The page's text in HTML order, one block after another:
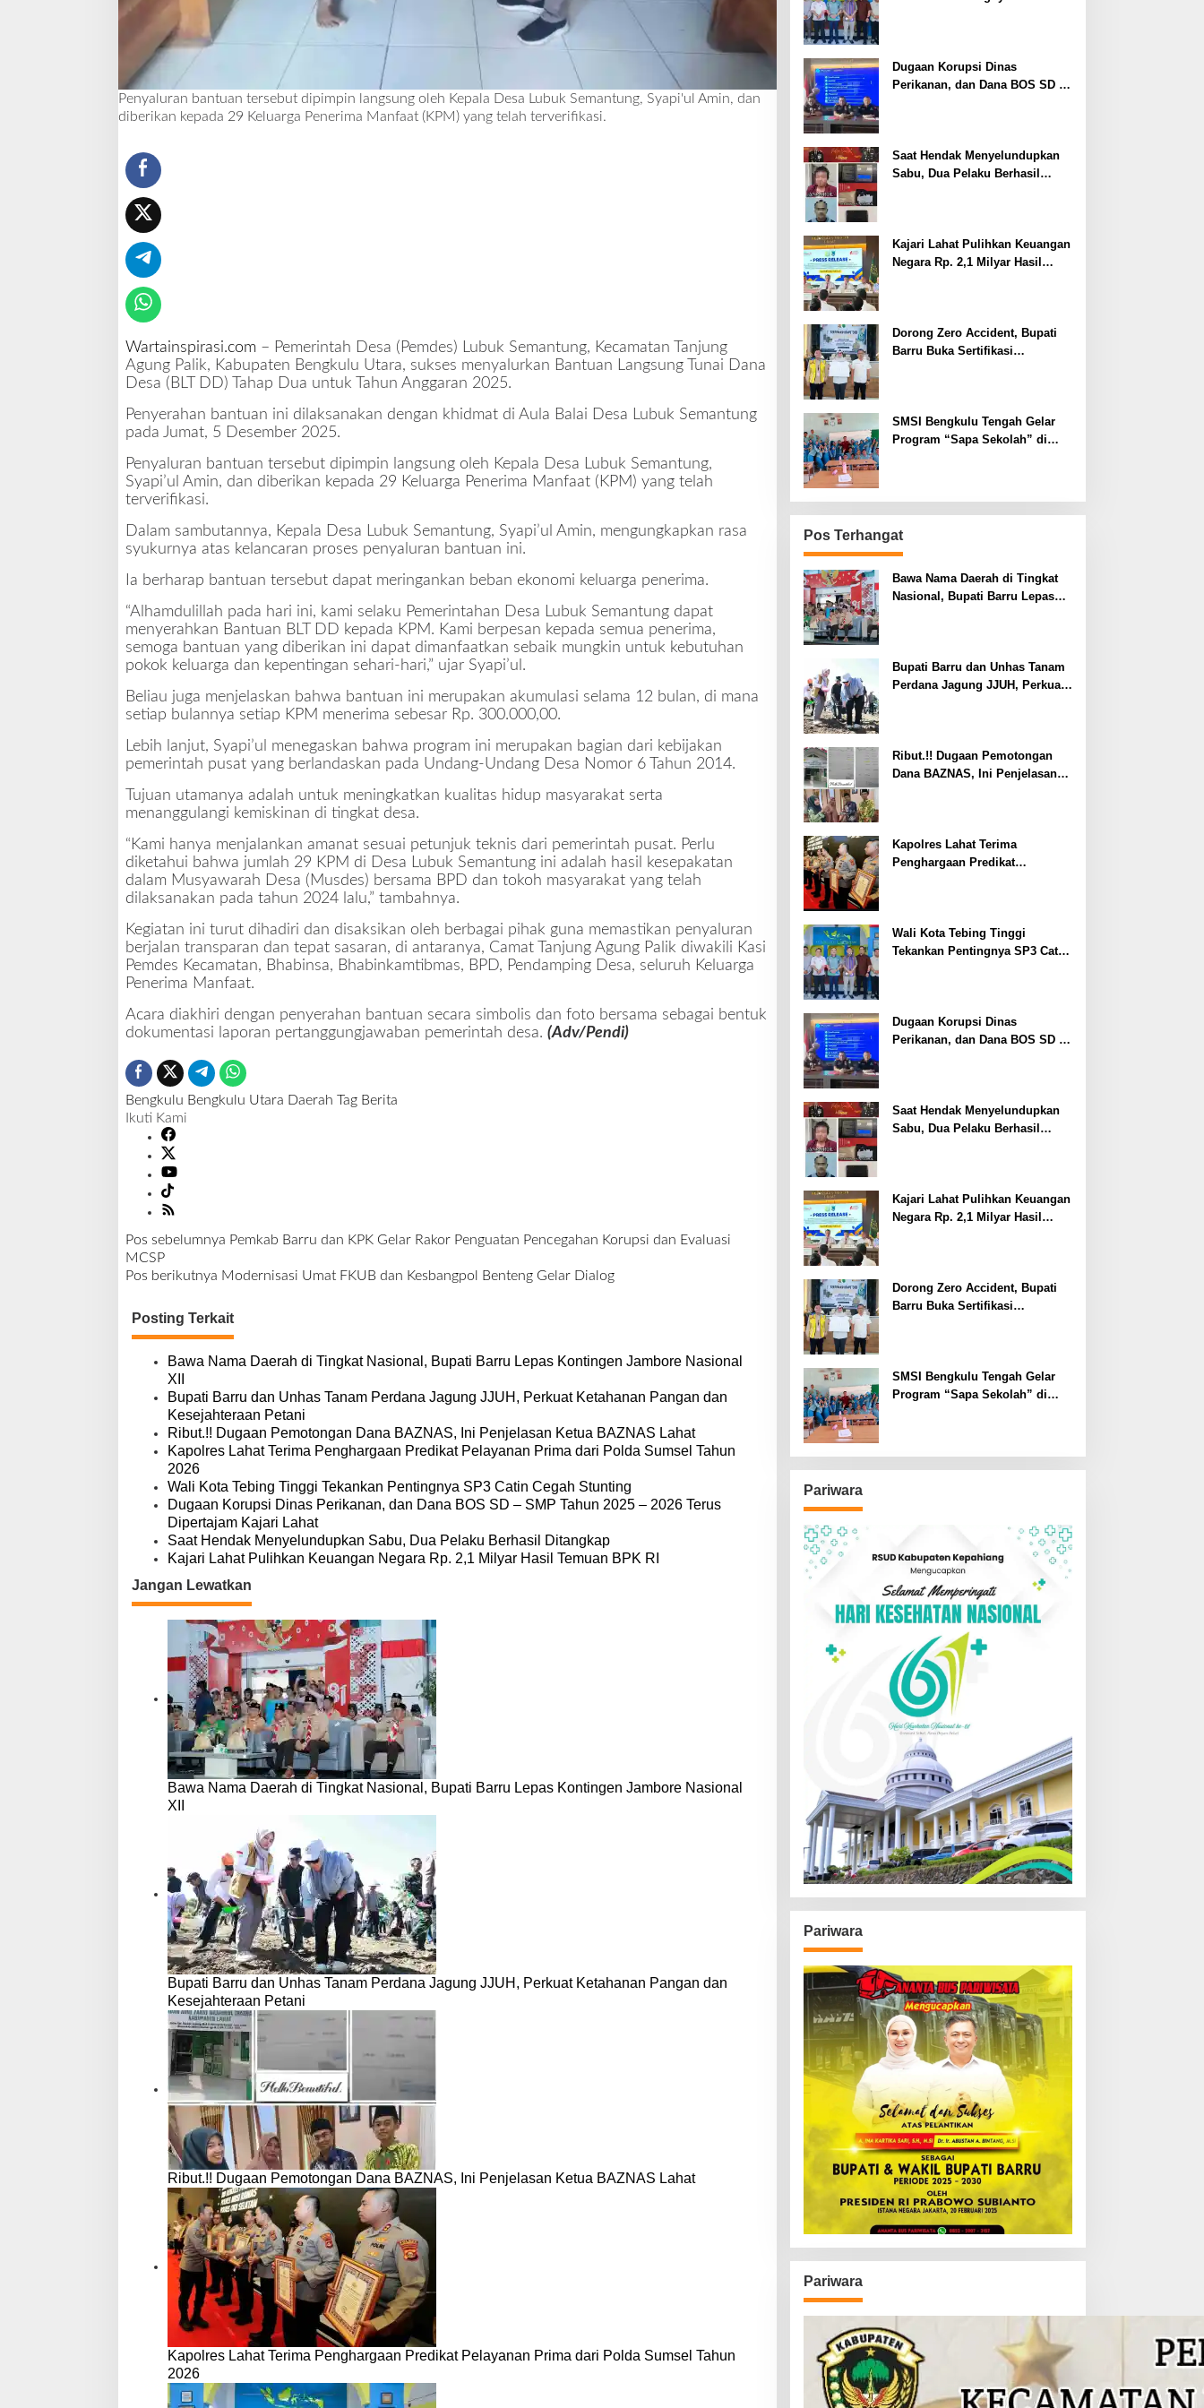
D
D
e
s
Penyaluran bantuan tersebut dipimpin langsung oleh Kepala Desa Lubuk Semantung, Syapi'ul Amin, dan
diberikan kepada 29 Keluarga Penerima Manfaat (KPM) yang telah terverifikasi.
Wartainspirasi.com– Pemerintah Desa (Pemdes) Lubuk Semantung, Kecamatan Tanjung
Agung Palik, Kabupaten Bengkulu Utara, sukses menyalurkan Bantuan Langsung Tunai Dana
Desa (BLT DD) Tahap Dua untuk Tahun Anggaran 2025.
Penyerahan bantuan ini dilaksanakan dengan khidmat di Aula Balai Desa Lubuk Semantung
pada Jumat, 5 Desember 2025.
Penyaluran bantuan tersebut dipimpin langsung oleh Kepala Desa Lubuk Semantung,
Syapi’ul Amin, dan diberikan kepada 29 Keluarga Penerima Manfaat (KPM) yang telah
terverifikasi.
Dalam sambutannya, Kepala Desa Lubuk Semantung, Syapi’ul Amin, mengungkapkan rasa
syukurnya atas kelancaran proses penyaluran bantuan ini.
Ia berharap bantuan tersebut dapat meringankan beban ekonomi keluarga penerima.
“Alhamdulillah pada hari ini, kami selaku Pemerintahan Desa Lubuk Semantung dapat
menyerahkan Bantuan BLT DD kepada KPM. Kami berpesan kepada semua penerima,
semoga bantuan yang diberikan ini dapat dimanfaatkan sebaik mungkin untuk kebutuhan
pokok keluarga dan kepentingan sehari-hari,” ujar Syapi’ul.
Beliau juga menjelaskan bahwa bantuan ini merupakan akumulasi selama 12 bulan, di mana
setiap bulannya setiap KPM menerima sebesar Rp. 300.000,00.
Lebih lanjut, Syapi’ul menegaskan bahwa program ini merupakan bagian dari kebijakan
pemerintah pusat yang berlandaskan pada Undang-Undang Desa Nomor 6 Tahun 2014.
Tujuan utamanya adalah untuk meningkatkan kualitas hidup masyarakat serta
menanggulangi kemiskinan di tingkat desa.
“Kami hanya menjalankan amanat sesuai petunjuk teknis dari pemerintah pusat. Perlu
diketahui bahwa jumlah 29 KPM di Desa Lubuk Semantung ini adalah hasil kesepakatan
dalam Musyawarah Desa (Musdes) bersama BPD dan tokoh masyarakat yang telah
dilaksanakan pada tahun 2024 lalu,” tambahnya.
Kegiatan ini turut dihadiri dan disaksikan oleh berbagai pihak guna memastikan penyaluran
berjalan transparan dan tepat sasaran, di antaranya, Camat Tanjung Agung Palik diwakili Kasi
Pemdes Kecamatan, Bhabinsa, Bhabinkamtibmas, BPD, Pendamping Desa, seluruh Keluarga
Penerima Manfaat.
Acara diakhiri dengan penyerahan bantuan secara simbolis dan foto bersama sebagai bentuk
dokumentasi laporan pertanggungjawaban pemerintah desa. (Adv/Pendi)
Bengkulu Bengkulu Utara Daerah Tag Berita
Ikuti Kami
N
a
g
Pos sebelumnya Pemkab Barru dan KPK Gelar Rakor Penguatan Pencegahan Korupsi dan Evaluasi
MCSP
Pos berikutnya Modernisasi Umat FKUB dan Kesbangpol Benteng Gelar Dialog
Posting Terkait
Bawa Nama Daerah di Tingkat Nasional, Bupati Barru Lepas Kontingen Jambore Nasional
XII
Bupati Barru dan Unhas Tanam Perdana Jagung JJUH, Perkuat Ketahanan Pangan dan
Kesejahteraan Petani
Ribut.!! Dugaan Pemotongan Dana BAZNAS, Ini Penjelasan Ketua BAZNAS Lahat
Kapolres Lahat Terima Penghargaan Predikat Pelayanan Prima dari Polda Sumsel Tahun
2026
Wali Kota Tebing Tinggi Tekankan Pentingnya SP3 Catin Cegah Stunting
Dugaan Korupsi Dinas Perikanan, dan Dana BOS SD – SMP Tahun 2025 – 2026 Terus
Dipertajam Kajari Lahat
Saat Hendak Menyelundupkan Sabu, Dua Pelaku Berhasil Ditangkap
Kajari Lahat Pulihkan Keuangan Negara Rp. 2,1 Milyar Hasil Temuan BPK RI
Jangan Lewatkan
Bawa Nama Daerah di Tingkat Nasional, Bupati Barru Lepas Kontingen Jambore Nasional
XII
Bupati Barru dan Unhas Tanam Perdana Jagung JJUH, Perkuat Ketahanan Pangan dan
Kesejahteraan Petani
Ribut.!! Dugaan Pemotongan Dana BAZNAS, Ini Penjelasan Ketua BAZNAS Lahat
Kapolres Lahat Terima Penghargaan Predikat Pelayanan Prima dari Polda Sumsel Tahun
2026
Dugaan Korupsi Dinas
Perikanan, dan Dana BOS SD –
Saat Hendak Menyelundupkan
Sabu, Dua Pelaku Berhasil
Kajari Lahat Pulihkan Keuangan
Negara Rp. 2,1 Milyar Hasil
Dorong Zero Accident, Bupati
Barru Buka Sertifikasi
SMSI Bengkulu Tengah Gelar
Program “Sapa Sekolah” di
Pos Terhangat
Bawa Nama Daerah di Tingkat
Nasional, Bupati Barru Lepas
Bupati Barru dan Unhas Tanam
Perdana Jagung JJUH, Perkuat
Ribut.!! Dugaan Pemotongan
Dana BAZNAS, Ini Penjelasan
Kapolres Lahat Terima
Penghargaan Predikat
Wali Kota Tebing Tinggi
Tekankan Pentingnya SP3 Catin
Dugaan Korupsi Dinas
Perikanan, dan Dana BOS SD –
Saat Hendak Menyelundupkan
Sabu, Dua Pelaku Berhasil
Kajari Lahat Pulihkan Keuangan
Negara Rp. 2,1 Milyar Hasil
Dorong Zero Accident, Bupati
Barru Buka Sertifikasi
SMSI Bengkulu Tengah Gelar
Program “Sapa Sekolah” di
Pariwara
Pariwara
Pariwara